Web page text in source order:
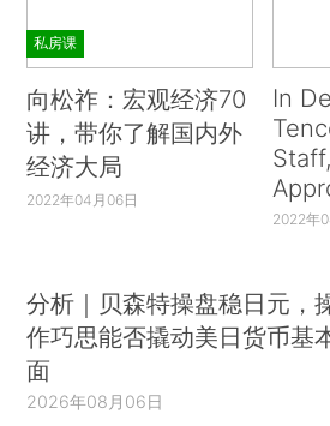
私房课
向松祚：宏观经济70
讲，带你了解国内外
经济大局
2022年04月06日
In
2022年
分析｜贝森特操盘稳日元，
作巧思能否撬动美日货币基
面
2026年08月06日